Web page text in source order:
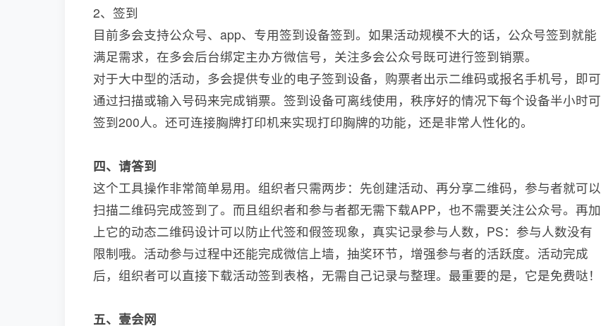
2、签到
目前多会支持公众号、app、专用签到设备签到。如果活动规模不大的话，公众号签到就能
满足需求，在多会后台绑定主办方微信号，关注多会公众号既可进行签到销票。
对于大中型的活动，多会提供专业的电子签到设备，购票者出示二维码或报名手机号，即可
通过扫描或输入号码来完成销票。签到设备可离线使用，秩序好的情况下每个设备半小时可
签到200人。还可连接胸牌打印机来实现打印胸牌的功能，还是非常人性化的。
四、请答到
这个工具操作非常简单易用。组织者只需两步：先创建活动、再分享二维码，参与者就可以
扫描二维码完成签到了。而且组织者和参与者都无需下载APP，也不需要关注公众号。再加
上它的动态二维码设计可以防止代签和假签现象，真实记录参与人数，PS：参与人数没有
限制哦。活动参与过程中还能完成微信上墙，抽奖环节，增强参与者的活跃度。活动完成
后，组织者可以直接下载活动签到表格，无需自己记录与整理。最重要的是，它是免费哒！
五、壹会网